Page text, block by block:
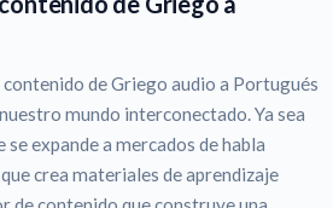
de Griego audio a Portugués
mundo interconectado. Ya sea
se expande a mercados de habla
crea materiales de aprendizaje